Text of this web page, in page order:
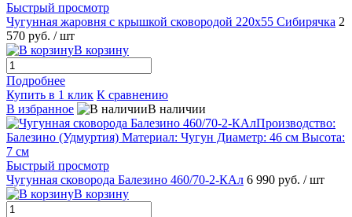
Быстрый просмотр
Чугунная жаровня с крышкой сковородой 220х55 Сибирячка 2
570 руб. / шт
В корзину
Подробнее
Купить в 1 клик К сравнению
В избранное
В наличии
Быстрый просмотр
Чугунная сковорода Балезино 460/70-2-КАл 6 990 руб. / шт
В корзину